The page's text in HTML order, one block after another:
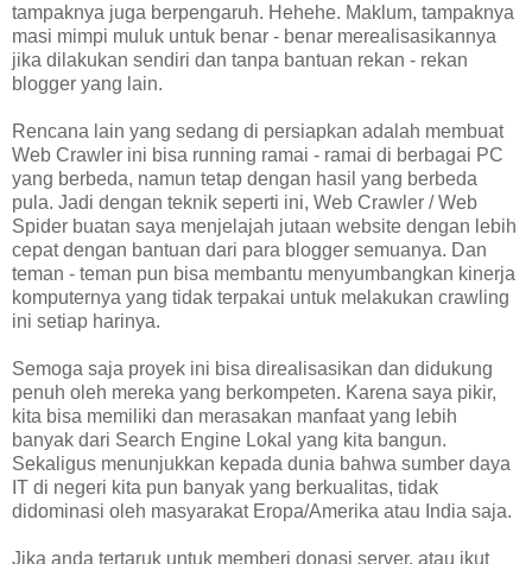
tampaknya juga berpengaruh. Hehehe. Maklum, tampaknya
masi mimpi muluk untuk benar - benar merealisasikannya
jika dilakukan sendiri dan tanpa bantuan rekan - rekan
blogger yang lain.
Rencana lain yang sedang di persiapkan adalah membuat
Web Crawler ini bisa running ramai - ramai di berbagai PC
yang berbeda, namun tetap dengan hasil yang berbeda
pula. Jadi dengan teknik seperti ini, Web Crawler / Web
Spider buatan saya menjelajah jutaan website dengan lebih
cepat dengan bantuan dari para blogger semuanya. Dan
teman - teman pun bisa membantu menyumbangkan kinerja
komputernya yang tidak terpakai untuk melakukan crawling
ini setiap harinya.
Semoga saja proyek ini bisa direalisasikan dan didukung
penuh oleh mereka yang berkompeten. Karena saya pikir,
kita bisa memiliki dan merasakan manfaat yang lebih
banyak dari Search Engine Lokal yang kita bangun.
Sekaligus menunjukkan kepada dunia bahwa sumber daya
IT di negeri kita pun banyak yang berkualitas, tidak
didominasi oleh masyarakat Eropa/Amerika atau India saja.
Jika anda tertaruk untuk memberi donasi server, atau ikut